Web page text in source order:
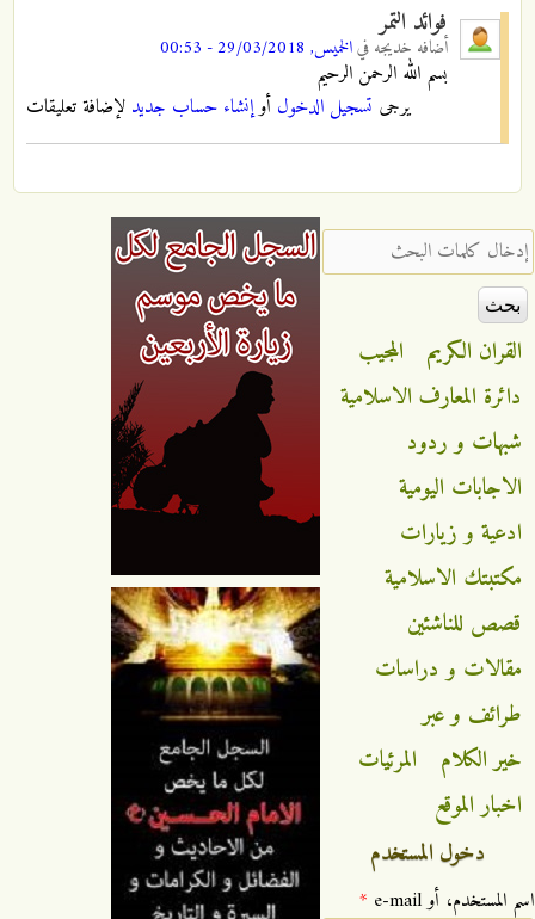
فوائد التمر
أضافه خديجه فيالخميس, 29/03/2018 - 00:53
بسم الله الرحمن الرحيم
يرجى تسجيل الدخول أوإنشاء حساب جديد لإضافة تعليقات
‏إدخال كلمات البحث ‏
القران الكريم
المجيب
دائرة المعارف الاسلامية
شبهات و ردود
الاجابات اليومية
ادعية و زيارات
مكتبتك الاسلامية
قصص للناشئين
مقالات و دراسات
طرائف و عبر
خير الكلام
المرئيات
اخبار الموقع
دخول المستخدم
‏اسم المستخدم، أو e-mail ‏ *